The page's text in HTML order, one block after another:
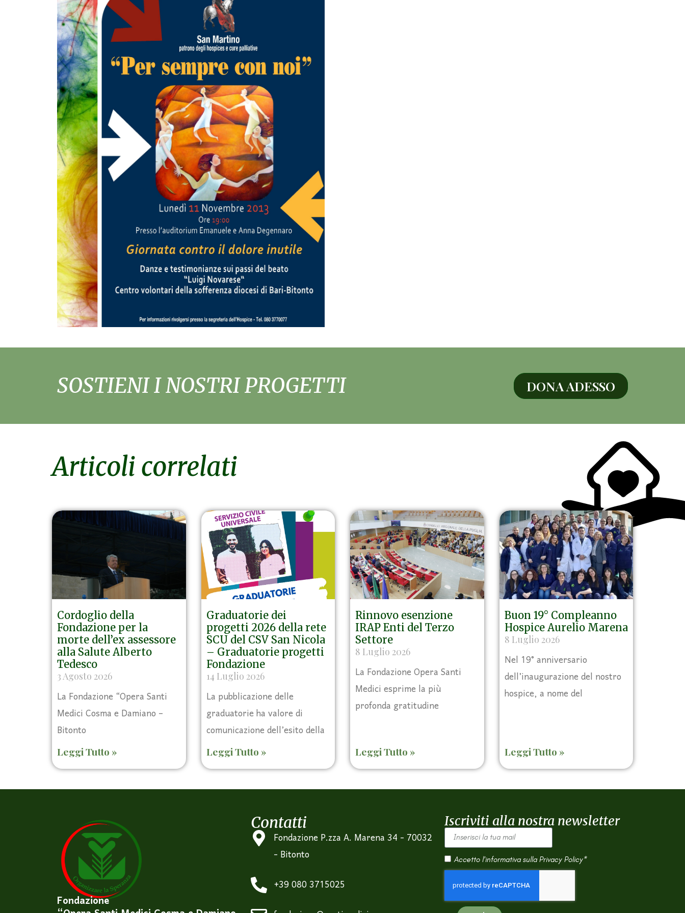
SOSTIENI I NOSTRI PROGETTI DONA ADESSO
Articoli correlati
Cordoglio della
Fondazione per la
morte dell’ex assessore
alla Salute Alberto
Tedesco
3 Agosto 2026
La Fondazione “Opera Santi
Medici Cosma e Damiano –
Bitonto
Leggi Tutto »
Graduatorie dei
progetti 2026 della rete
SCU del CSV San Nicola
– Graduatorie progetti
Fondazione
14 Luglio 2026
La pubblicazione delle
graduatorie ha valore di
comunicazione dell’esito della
Leggi Tutto »
Rinnovo esenzione
IRAP Enti del Terzo
Settore
8 Luglio 2026
La Fondazione Opera Santi
Medici esprime la più
profonda gratitudine
Leggi Tutto »
Buon 19° Compleanno
Hospice Aurelio Marena
8 Luglio 2026
Nel 19° anniversario
dell’inaugurazione del nostro
hospice, a nome del
Leggi Tutto »
Fondazione
Contatti
Fondazione P.zza A. Marena 34 - 70032
- Bitonto
+39 080 3715025
Iscriviti alla nostra newsletter
Accetto l'informativa sulla Privacy Policy*